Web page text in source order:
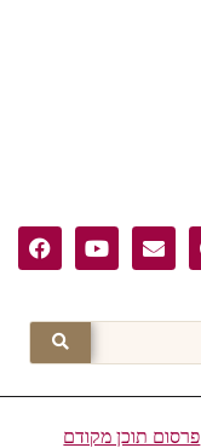
פרסום תוכן מקודם